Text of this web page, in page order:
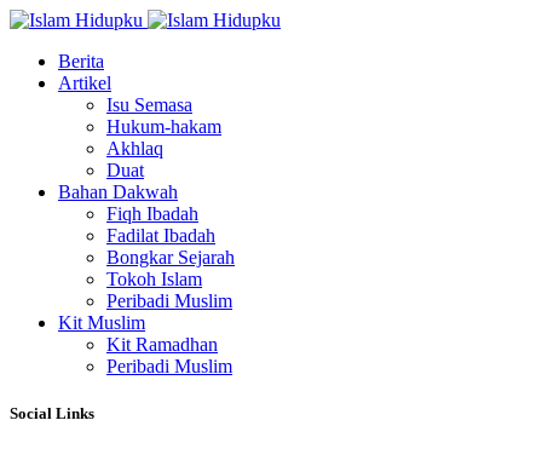
Berita
Artikel
Isu Semasa
Hukum-hakam
Akhlaq
Duat
Bahan Dakwah
Fiqh Ibadah
Fadilat Ibadah
Bongkar Sejarah
Tokoh Islam
Peribadi Muslim
Kit Muslim
Kit Ramadhan
Peribadi Muslim
Social Links